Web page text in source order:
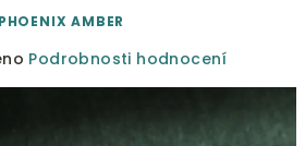
PHOENIX AMBER
Podrobnosti hodnocení